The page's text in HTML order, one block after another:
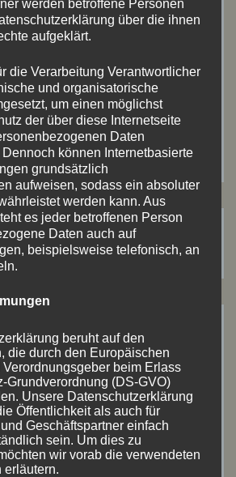
meinen nächsten Kommentar
werden betroffene Personen
über die ihnen
aufgeklärt.
die Verarbeitung Verantwortlicher
und organisatorische
um einen möglichst
der über diese Internetseite
Daten
können Internetbasierte
grundsätzlich
aufweisen, sodass ein absoluter
werden kann. Aus
es jeder betroffenen Person
Daten auch auf
beispielsweise telefonisch, an
beruht auf den
die durch den Europäischen
beim Erlass
Grundverordnung (DS-GVO)
Unsere Datenschutzerklärung
Öffentlichkeit als auch für
Geschäftspartner einfach
sein. Um dies zu
wir vorab die verwendeten
erläutern.